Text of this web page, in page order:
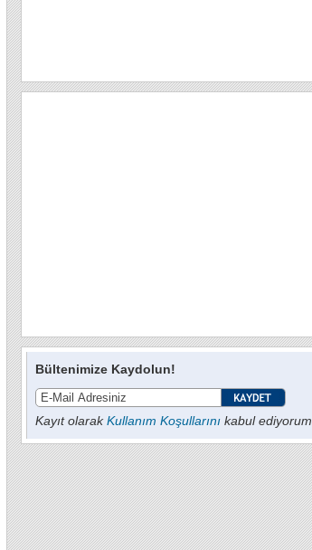
Bültenimize Kaydolun!
Kayıt olarakKullanım Koşullarını kabul ediyorum.